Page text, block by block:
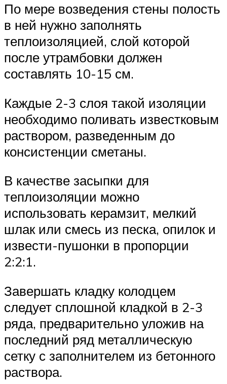
По мере возведения стены полость
в ней нужно заполнять
теплоизоляцией, слой которой
после утрамбовки должен
составлять 10-15 см.
Каждые 2-3 слоя такой изоляции
необходимо поливать известковым
раствором, разведенным до
консистенции сметаны.
В качестве засыпки для
теплоизоляции можно
использовать керамзит, мелкий
шлак или смесь из песка, опилок и
извести-пушонки в пропорции
2:2:1.
Завершать кладку колодцем
следует сплошной кладкой в 2-3
ряда, предварительно уложив на
последний ряд металлическую
сетку с заполнителем из бетонного
раствора.